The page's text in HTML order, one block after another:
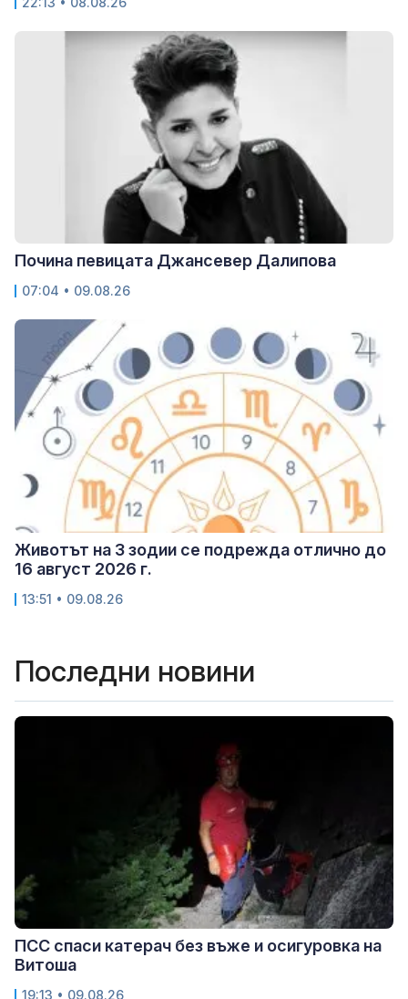
Почина певицата Джансевер Далипова
07:04 • 09.08.26
Животът на 3 зодии се подрежда отлично до
16 август 2026 г.
13:51 • 09.08.26
Последни новини
ПСС спаси катерач без въже и осигуровка на
Витоша
19:13 • 09.08.26